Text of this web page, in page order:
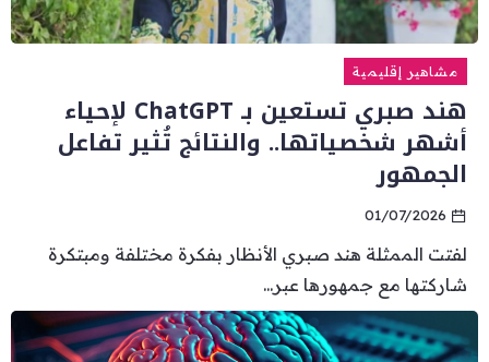
مشاهير إقليمية
هند صبري تستعين بـ ChatGPT لإحياء
أشهر شخصياتها.. والنتائج تُثير تفاعل
الجمهور
01/07/2026
لفتت الممثلة هند صبري الأنظار بفكرة مختلفة ومبتكرة
شاركتها مع جمهورها عبر...